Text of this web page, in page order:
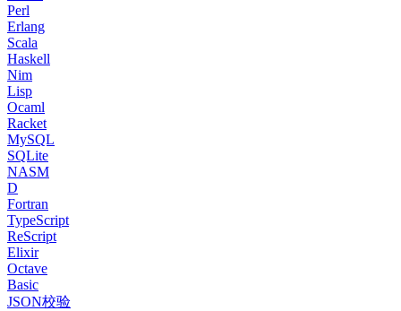
Perl
Erlang
Scala
Haskell
Nim
Lisp
Ocaml
Racket
MySQL
SQLite
NASM
D
Fortran
TypeScript
ReScript
Elixir
Octave
Basic
JSON校验